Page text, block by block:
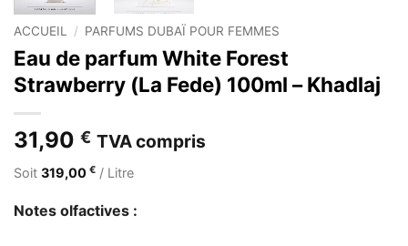
ACCUEIL / PARFUMS DUBAÏ POUR FEMMES
Eau de parfum White Forest
Strawberry (La Fede) 100ml – Khadlaj
31,90 € TVA compris
Soit 319,00 € / Litre
Notes olfactives :